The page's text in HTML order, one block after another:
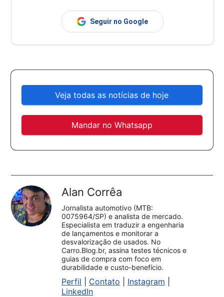
Seguir no Google
Veja todas as notícias de hoje
Mandar no Whatsapp
Alan Corrêa
Jornalista automotivo (MTB:
0075964/SP) e analista de mercado.
Especialista em traduzir a engenharia
de lançamentos e monitorar a
desvalorização de usados. No
Carro.Blog.br, assina testes técnicos e
guias de compra com foco em
durabilidade e custo-benefício.
Perfil Contato Instagram
LinkedIn